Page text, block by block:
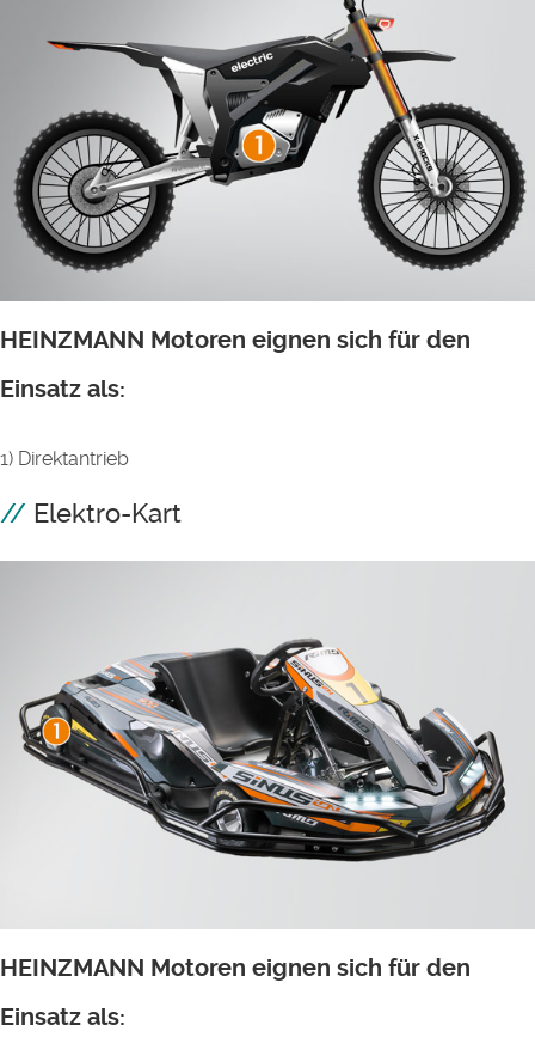
HEINZMANN Motoren eignen sich für den
Einsatz als:
1) Direktantrieb
Elektro-Kart
HEINZMANN Motoren eignen sich für den
Einsatz als: